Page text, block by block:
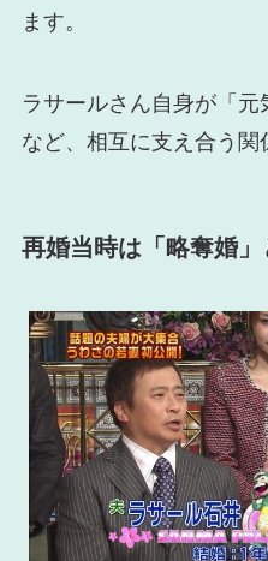
ます。
ラサールさん自身が「
など、相互に支え合う関
再婚当時は「略奪婚」